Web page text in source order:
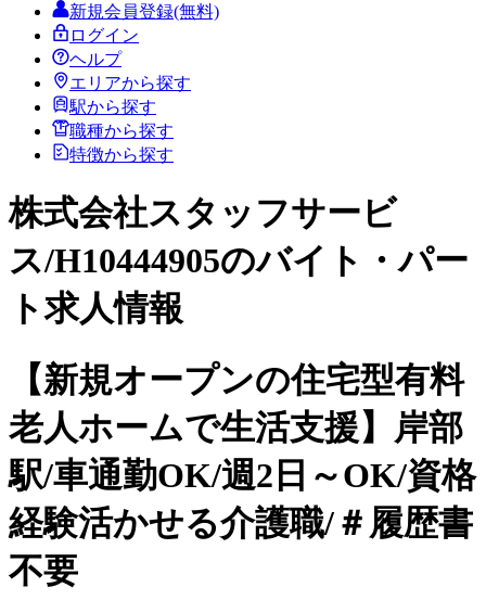
新規会員登録(無料)
ログイン
ヘルプ
エリアから探す
駅から探す
職種から探す
特徴から探す
株式会社スタッフサービ
ス/H10444905のバイト・パー
ト求人情報
【新規オープンの住宅型有料
老人ホームで生活支援】岸部
駅/車通勤OK/週2日～OK/資格
経験活かせる介護職/＃履歴書
不要